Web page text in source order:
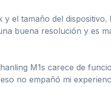
el tamaño del
buena resolución y es
M1s carece de
no empañó mi